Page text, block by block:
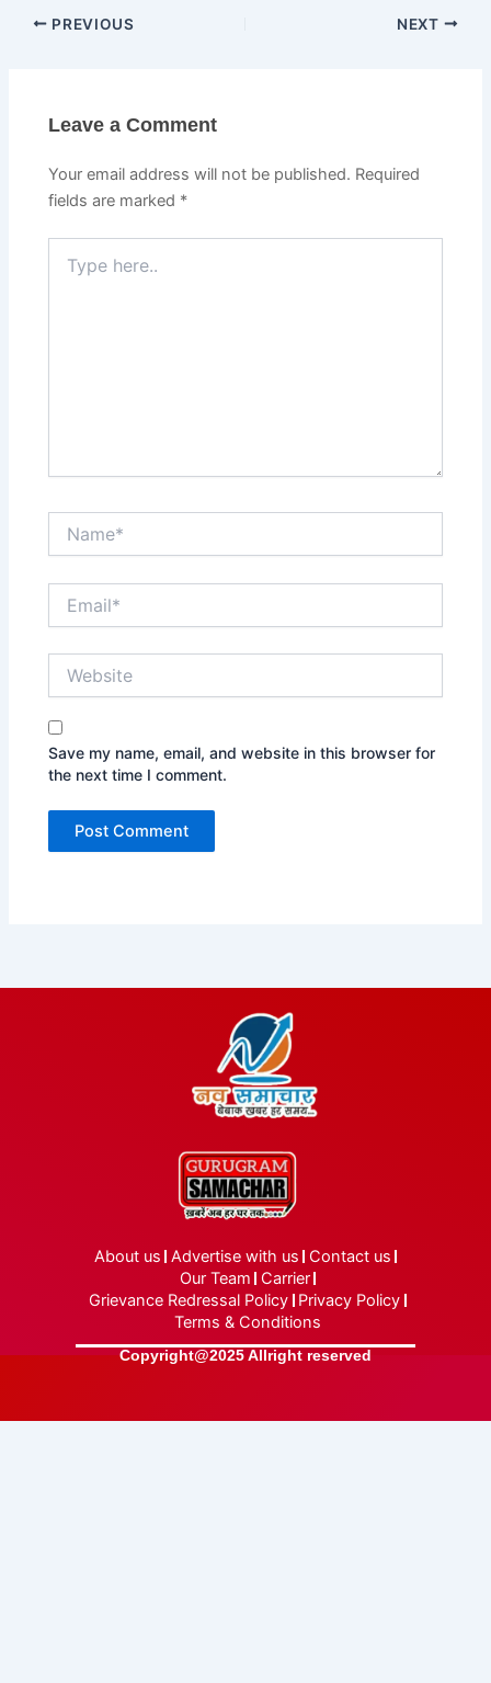
PREVIOUS NEXT
Leave a Comment
Your email address will not be published. Required
fields are marked *
here..
Save my name, email, and website in this browser for
the next time I comment.
About us Advertise with us Contact us
Our Team Carrier
Grievance Redressal Policy Privacy Policy
Terms & Conditions
Copyright@2025 Allright reserved